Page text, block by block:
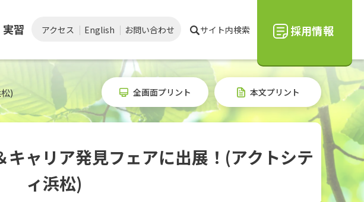
習 アクセス English お問い合わせ サイト内検索 採用情報
) 全画面プリント 本文プリント
ャリア発見フェアに出展！(アクトシテ
ィ浜松)